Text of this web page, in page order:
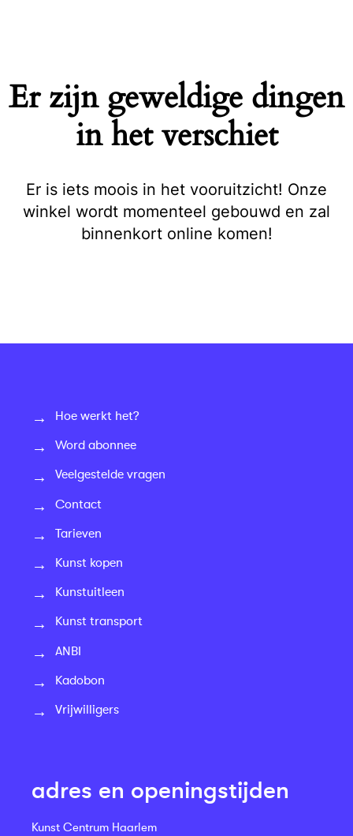
Er zijn geweldige dingen
in het verschiet
Er is iets moois in het vooruitzicht! Onze
winkel wordt momenteel gebouwd en zal
binnenkort online komen!
Hoe werkt het?
Word abonnee
Veelgestelde vragen
Contact
Tarieven
Kunst kopen
Kunstuitleen
Kunst transport
ANBI
Kadobon
Vrijwilligers
adres en openingstijden
Kunst Centrum Haarlem